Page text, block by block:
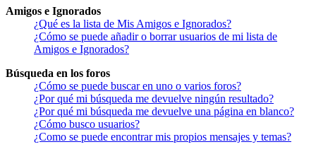
Amigos e Ignorados
¿Qué es la lista de Mis Amigos e Ignorados?
¿Cómo se puede añadir o borrar usuarios de mi lista de
Amigos e Ignorados?
Búsqueda en los foros
¿Cómo se puede buscar en uno o varios foros?
¿Por qué mi búsqueda me devuelve ningún resultado?
¿Por qué mi búsqueda me devuelve una página en blanco?
¿Cómo busco usuarios?
¿Como se puede encontrar mis propios mensajes y temas?